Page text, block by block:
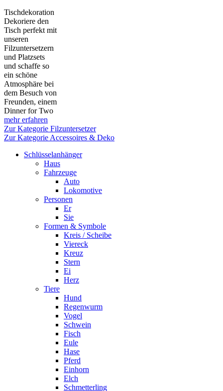
Tischdekoration
Dekoriere den
Tisch perfekt mit
unseren
Filzuntersetzern
und Platzsets
und schaffe so
ein schöne
Atmosphäre bei
dem Besuch von
Freunden, einem
Dinner for Two
mehr erfahren
Zur Kategorie Filzuntersetzer
Zur Kategorie Accessoires & Deko
Schlüsselanhänger
Haus
Fahrzeuge
Auto
Lokomotive
Personen
Er
Sie
Formen & Symbole
Kreis / Scheibe
Viereck
Kreuz
Stern
Ei
Herz
Tiere
Hund
Regenwurm
Vogel
Schwein
Fisch
Eule
Hase
Pferd
Einhorn
Elch
Schmetterling